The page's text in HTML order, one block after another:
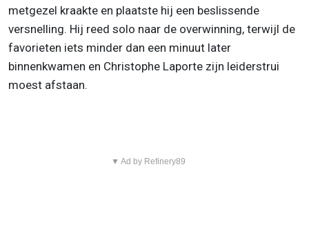
metgezel kraakte en plaatste hij een beslissende
versnelling. Hij reed solo naar de overwinning, terwijl de
favorieten iets minder dan een minuut later
binnenkwamen en Christophe Laporte zijn leiderstrui
moest afstaan.
▼ Ad by Refinery89